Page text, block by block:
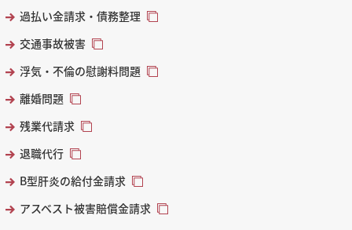
過払い金請求・債務整理
交通事故被害
浮気・不倫の慰謝料問題
離婚問題
残業代請求
退職代行
B型肝炎の給付金請求
アスベスト被害賠償金請求